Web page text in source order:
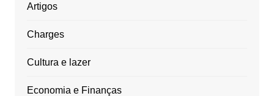
Artigos
Charges
Cultura e lazer
Economia e Finanças